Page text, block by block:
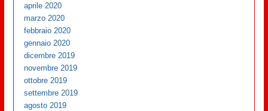
aprile 2020
marzo 2020
febbraio 2020
gennaio 2020
dicembre 2019
novembre 2019
ottobre 2019
settembre 2019
agosto 2019